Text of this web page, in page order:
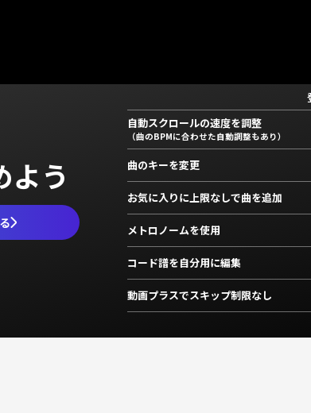
よう
自動スクロールの速度を調整
（曲のBPMに合わせた自動調整もあり）
曲のキーを変更
お気に入りに上限なしで曲を追加
メトロノームを使用
コード譜を自分用に編集
動画プラスでスキップ制限なし